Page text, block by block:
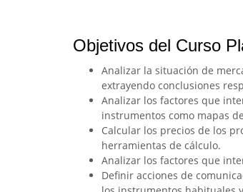
Objetivos del Curso
Analizar la situación de
extrayendo conclusiones
Analizar los factores que
instrumentos como mapas
Calcular los precios de los
herramientas de cálculo.
Analizar los factores que
Definir acciones de